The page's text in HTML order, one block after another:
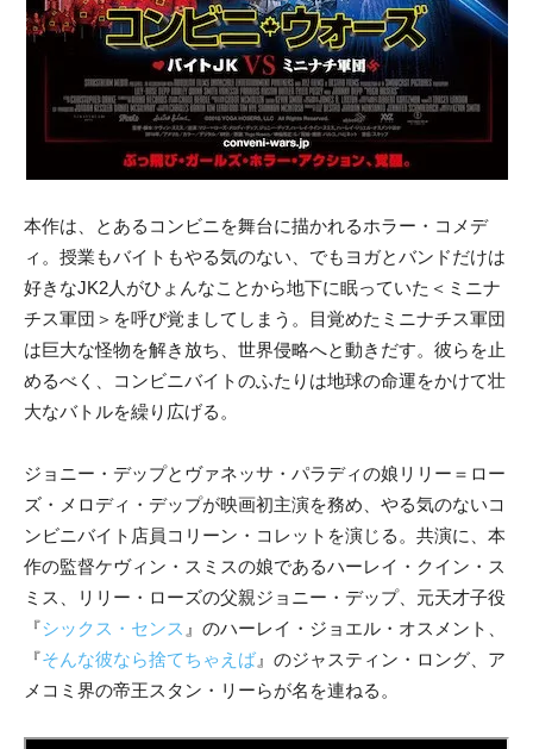
本作は、とあるコンビニを舞台に描かれるホラー・コメデ
ィ。授業もバイトもやる気のない、でもヨガとバンドだけは
好きなJK2人がひょんなことから地下に眠っていた＜ミニナ
チス軍団＞を呼び覚ましてしまう。目覚めたミニナチス軍団
は巨大な怪物を解き放ち、世界侵略へと動きだす。彼らを止
めるべく、コンビニバイトのふたりは地球の命運をかけて壮
大なバトルを繰り広げる。
ジョニー・デップとヴァネッサ・パラディの娘リリー＝ロー
ズ・メロディ・デップが映画初主演を務め、やる気のないコ
ンビニバイト店員コリーン・コレットを演じる。共演に、本
作の監督ケヴィン・スミスの娘であるハーレイ・クイン・ス
ミス、リリー・ローズの父親ジョニー・デップ、元天才子役
『シックス・センス 』のハーレイ・ジョエル・オスメント、
『そんな彼なら捨てちゃえば 』のジャスティン・ロング、ア
メコミ界の帝王スタン・リーらが名を連ねる。